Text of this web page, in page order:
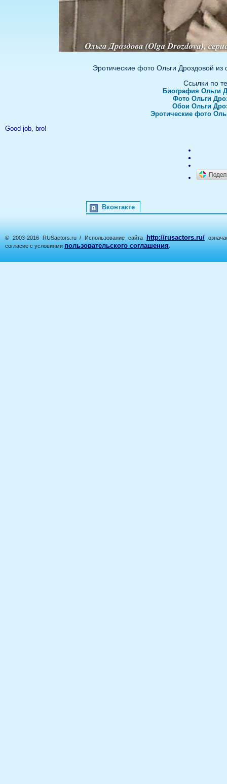
Эротические фото Ольги Дроздовой
Ссылки по
Биография Ольги
Фото Ольги
Обои Ольги
Эротические фото
Good job, bro!
Вконтакте
© 2003-2016 RUSactors.ru / Использование сайта http://rusactors.ru/
согласие с условиями пользовательского соглашения